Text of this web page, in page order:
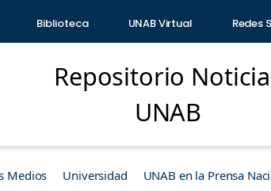
Biblioteca UNAB Virtual Redes
Repositorio
UNAB
Medios Universidad UNAB en la Prensa